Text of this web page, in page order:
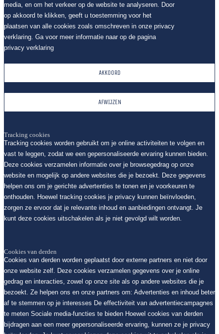
media, en om het verkeer op de website te analyseren. Door
op akkoord te klikken, geeft u toestemming voor het
plaatsen van alle cookies zoals omschreven in onze privacy
verklaring. Ga voor meer informatie naar op de pagina
privacy verklaring
AKKOORD
AFWIJZEN
Tracking cookies
Tracking cookies worden gebruikt om je online activiteiten te volgen en
vast te leggen, zodat we een gepersonaliseerde ervaring kunnen bieden.
Deze cookies verzamelen informatie over je browsegedrag op onze
website en mogelijk op andere websites die je bezoekt. Deze gegevens
helpen ons om je gerichte advertenties te tonen en je voorkeuren te
onthouden. Hoewel tracking cookies je privacy kunnen beïnvloeden,
zorgen ze ervoor dat je relevante inhoud en aanbiedingen ontvangt. Je
kunt deze cookies uitschakelen als je niet gevolgd wilt worden.
Cookies van derden
Cookies van derden worden geplaatst door externe partners en niet door
onze website zelf. Deze cookies verzamelen gegevens over je online
gedrag en interacties, zowel op onze site als op andere websites die je
bezoekt. Ze helpen ons en onze partners om: Advertenties en inhoud beter
af te stemmen op je interesses De effectiviteit van advertentiecampagnes
te meten Sociale media-functies te bieden Hoewel cookies van derden
bijdragen aan een meer gepersonaliseerde ervaring, kunnen ze je privacy